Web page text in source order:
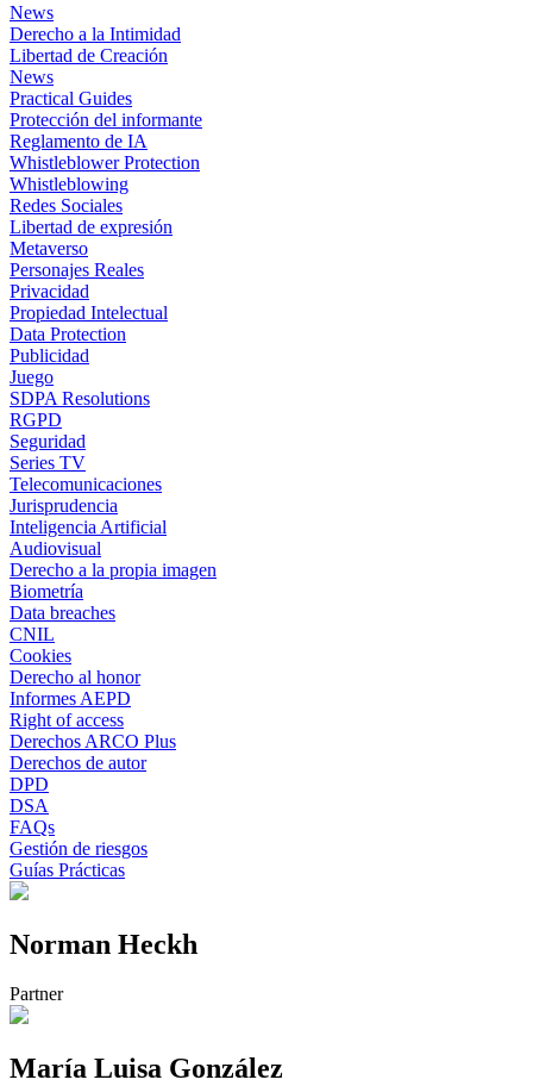
News
Derecho a la Intimidad
Libertad de Creación
News
Practical Guides
Protección del informante
Reglamento de IA
Whistleblower Protection
Whistleblowing
Redes Sociales
Libertad de expresión
Metaverso
Personajes Reales
Privacidad
Propiedad Intelectual
Data Protection
Publicidad
Juego
SDPA Resolutions
RGPD
Seguridad
Series TV
Telecomunicaciones
Jurisprudencia
Inteligencia Artificial
Audiovisual
Derecho a la propia imagen
Biometría
Data breaches
CNIL
Cookies
Derecho al honor
Informes AEPD
Right of access
Derechos ARCO Plus
Derechos de autor
DPD
DSA
FAQs
Gestión de riesgos
Guías Prácticas
Norman Heckh
Partner
María Luisa González